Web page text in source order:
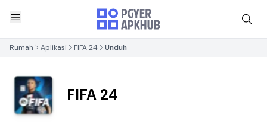
Rumah Aplikasi FIFA 24 Unduh
FIFA 24